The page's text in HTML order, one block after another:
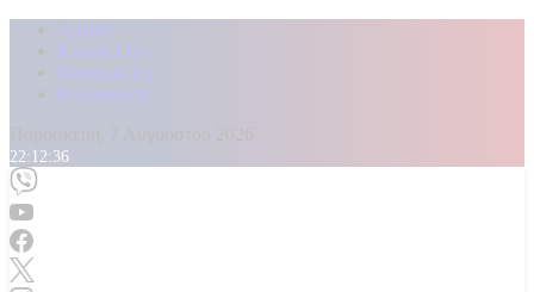
Αρχική
Kontra Live
Καταγγελίες
Επικοινωνία
22:12:38